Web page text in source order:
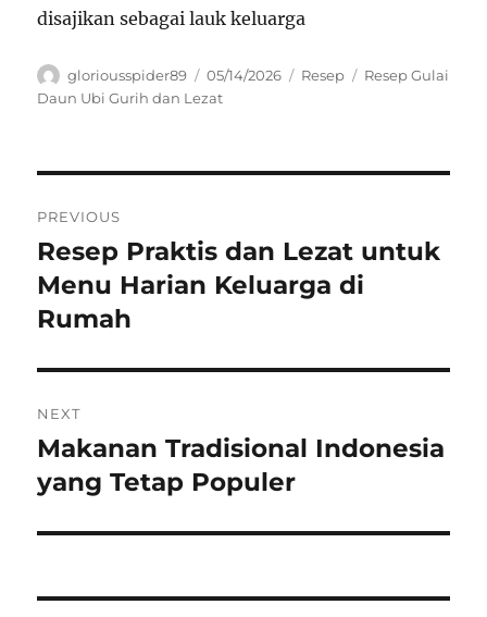
disajikan sebagai lauk keluarga
Author
gloriousspider89
Posted
on
05/14/2026 Categories
Resep Tags
Resep Gulai
Daun Ubi Gurih dan Lezat
pos
PREVIOUS
Previous
post:
Resep Praktis dan Lezat untuk
Menu Harian Keluarga di
Rumah
NEXT
Next
post:
Makanan Tradisional Indonesia
yang Tetap Populer